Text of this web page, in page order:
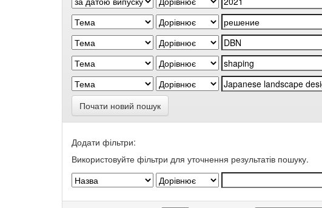
Почати новий пошук
Додати фільтри:
Використовуйте фільтри для уточнення результатів пошуку.